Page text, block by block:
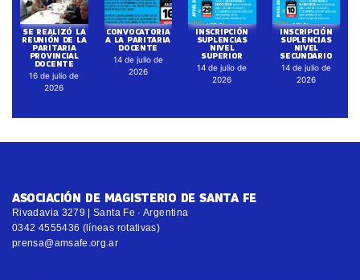
SE REALIZÓ LA
REUNIÓN DE LA
PARITARIA
PROVINCIAL
DOCENTE
16 de julio de
2026
CONVOCATORIA
A LA PARITARIA
DOCENTE
14 de julio de
2026
INSCRIPCIÓN
SUPLENCIAS
NIVEL
SUPERIOR
14 de julio de
2026
INSCRIPCIÓN
SUPLENCIAS
NIVEL
SECUNDARIO
14 de julio de
2026
ASOCIACIÓN DE MAGISTERIO DE SANTA FE
Rivadavia 3279 | Santa Fe · Argentina
0342 4555436 (líneas rotativas)
prensa@amsafe.org.ar